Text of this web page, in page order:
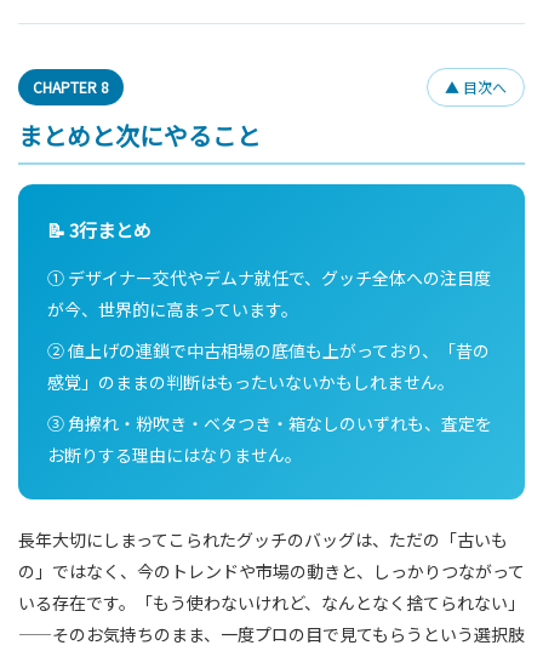
CHAPTER 8 ▲ 目次へ
まとめと次にやること
📝 3行まとめ
① デザイナー交代やデムナ就任で、グッチ全体への注目度
が今、世界的に高まっています。
② 値上げの連鎖で中古相場の底値も上がっており、「昔の
感覚」のままの判断はもったいないかもしれません。
③ 角擦れ・粉吹き・ベタつき・箱なしのいずれも、査定を
お断りする理由にはなりません。
長年大切にしまってこられたグッチのバッグは、ただの「古いも
の」ではなく、今のトレンドや市場の動きと、しっかりつながって
いる存在です。「もう使わないけれど、なんとなく捨てられない」
——そのお気持ちのまま、一度プロの目で見てもらうという選択肢